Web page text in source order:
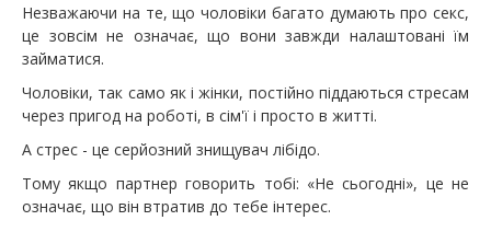
Незважаючи на те, що чоловіки багато думають про секс,
це зовсім не означає, що вони завжди налаштовані їм
займатися.
Чоловіки, так само як і жінки, постійно піддаються стресам
через пригод на роботі, в сім'ї і просто в житті.
А стрес - це серйозний знищувач лібідо.
Тому якщо партнер говорить тобі: «Не сьогодні», це не
означає, що він втратив до тебе інтерес.